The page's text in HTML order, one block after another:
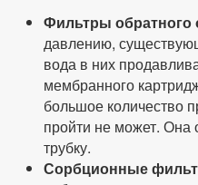
Фильтры обратного
давлению,
вода в них
мембранного
большое количество
пройти не может. Она
трубку.
Сорбционные